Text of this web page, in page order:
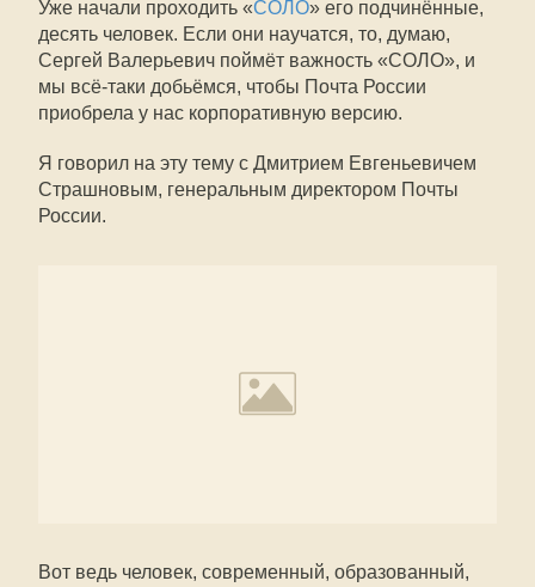
Уже начали проходить «СОЛО» его подчинённые,
десять человек. Если они научатся, то, думаю,
Сергей Валерьевич поймёт важность «СОЛО», и
мы всё-таки добьёмся, чтобы Почта России
приобрела у нас корпоративную версию.
Я говорил на эту тему с Дмитрием Евгеньевичем
Страшновым, генеральным директором Почты
России.
Вот ведь человек, современный, образованный,